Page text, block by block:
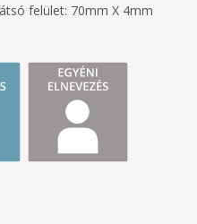
felület: 70mm X 4mm